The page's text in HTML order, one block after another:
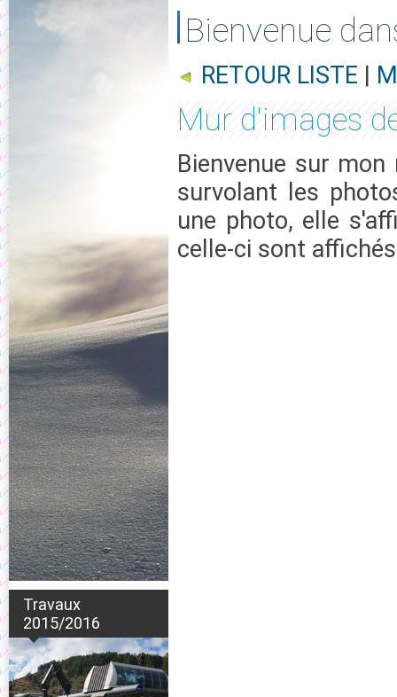
Travaux
2015/2016
Bienvenue
RETOUR LISTE |
Mur d'images
Bienvenue sur
survolant les
une photo, elle
celle-ci sont